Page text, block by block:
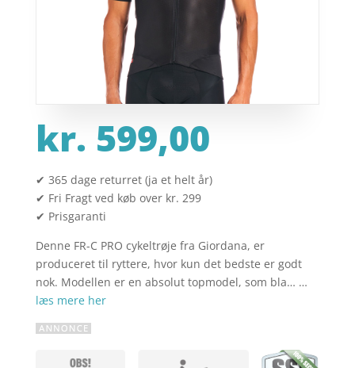
kr. 599,00
✔ 365 dage returret (ja et helt år)
✔ Fri Fragt ved køb over kr. 299
✔ Prisgaranti
Denne FR-C PRO cykeltrøje fra Giordana, er
produceret til ryttere, hvor kun det bedste er godt
nok. Modellen er en absolut topmodel, som bla… …
læs mere her